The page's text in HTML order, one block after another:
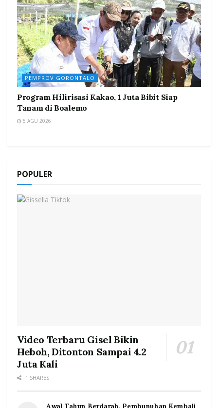
PEMPROV GORONTALO
Program Hilirisasi Kakao, 1 Juta Bibit Siap
Tanam di Boalemo
5 AGU 2026
POPULER
Video Terbaru Gisel Bikin
Heboh, Ditonton Sampai 4.2
Juta Kali
1 SHARES
Awal Tahun Berdarah, Pembunuhan Kembali